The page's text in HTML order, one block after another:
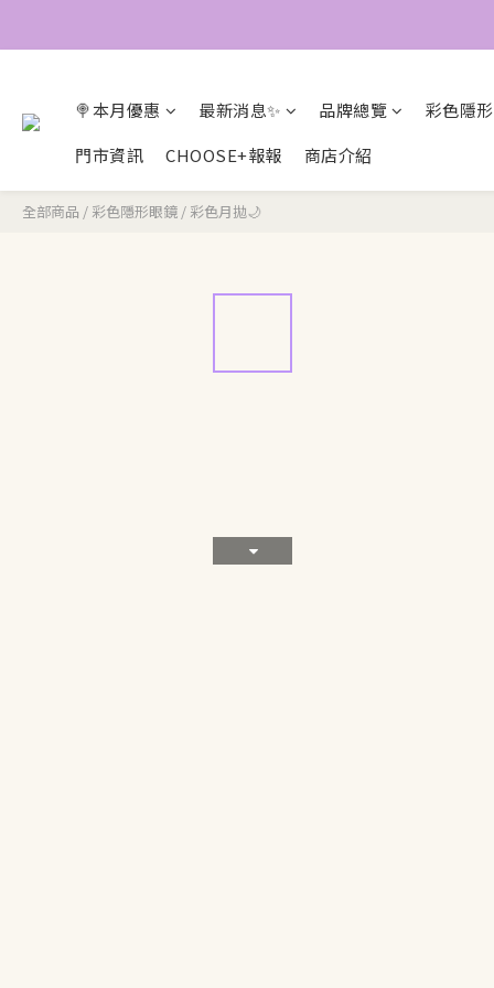
🍭本月優惠 最新消息✨ 品牌總覽
彩色隱
門市資訊
CHOOSE+報報 商店介紹
全部商品 / 彩色隱形眼鏡 / 彩色月拋🌙